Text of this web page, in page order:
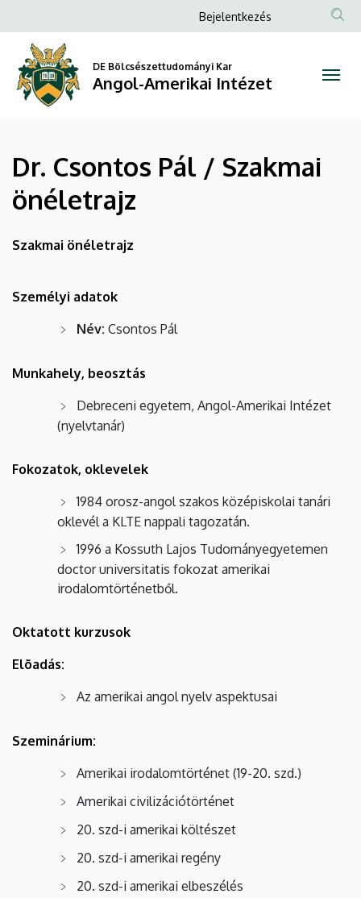
Csontos
Pál
önéletrajz
Angol-
Intézet
a
tartalomra
Anonim
fiók
menüje
Bejelentkezés
DE Bölcsészettudományi Kar
Angol-Amerikai Intézet
Dr. Csontos Pál / Szakmai
önéletrajz
Szakmai önéletrajz
Személyi adatok
Név: Csontos Pál
Munkahely, beosztás
Debreceni egyetem, Angol-Amerikai Intézet
(nyelvtanár)
Fokozatok, oklevelek
1984 orosz-angol szakos középiskolai tanári
oklevél a KLTE nappali tagozatán.
1996 a Kossuth Lajos Tudományegyetemen
doctor universitatis fokozat amerikai
irodalomtörténetből.
Oktatott kurzusok
Elõadás:
Az amerikai angol nyelv aspektusai
Szeminárium:
Amerikai irodalomtörténet (19-20. szd.)
Amerikai civilizációtörténet
20. szd-i amerikai költészet
20. szd-i amerikai regény
20. szd-i amerikai elbeszélés